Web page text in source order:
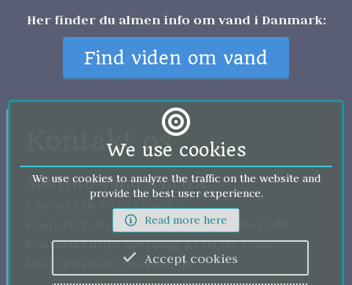
Her finder du almen info om vand i Danmark:
Find viden om vand
Kontakt os
Aabybro Vand A.m.b.a.
Kærvej 31B, 9440 Aabybro
Kontortid afregning: mandag kl. 8.30-13.00
Kontortid drift: hverdage kl. 08.00-15.00
Mail: drift@aabybrovand.dk
We use cookies
We use cookies to analyze the traffic on the website and
provide the best user experience.
Read more here
Accept cookies